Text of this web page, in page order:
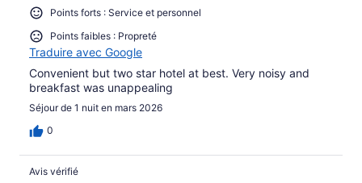
Points forts : Service et personnel
Points faibles : Propreté
Traduire avec Google
Convenient but two star hotel at best. Very noisy and
breakfast was unappealing
Séjour de 1 nuit en mars 2026
0
Avis vérifié